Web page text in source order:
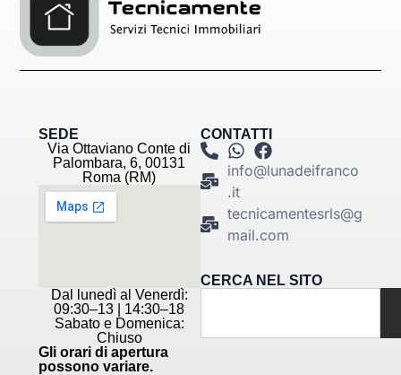
SEDE
Via Ottaviano Conte di
Palombara, 6, 00131
Roma (RM)
Dal lunedì al Venerdì:
09:30–13 | 14:30–18
Sabato e Domenica:
Chiuso
Gli orari di apertura
possono variare.
CONTATTI
info@lunadeifranco
.it
tecnicamentesrls@g
mail.com
CERCA NEL SITO